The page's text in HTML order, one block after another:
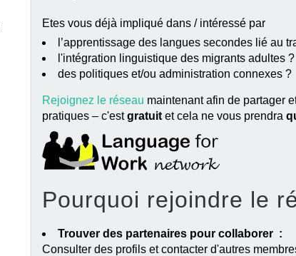
Etes vous déjà impliqué dans / intéressé par
l’apprentissage des langues secondes lié au
l'intégration linguistique des migrants adultes ?
des politiques et/ou administration connexes ?
Rejoignez le réseau maintenant afin de partager
pratiques – c'estgratuit et cela ne vous prendra
Pourquoi rejoindre le
Trouver des partenaires pour collaborer :
Consulter des profils et contacter d'autres